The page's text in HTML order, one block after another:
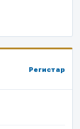
Регистар